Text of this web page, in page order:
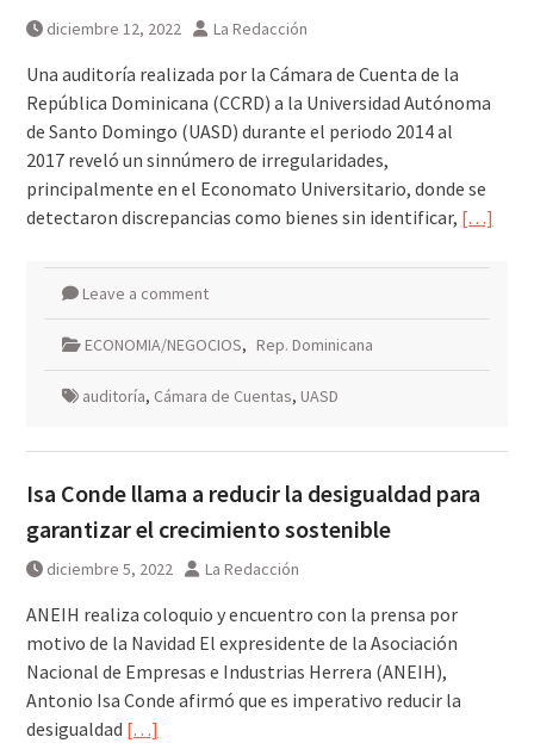
agosto
diciembre 12, 2022 La Redacción
Una auditoría realizada por la Cámara de Cuenta de la
República Dominicana (CCRD) a la Universidad Autónoma
de Santo Domingo (UASD) durante el periodo 2014 al
2017 reveló un sinnúmero de irregularidades,
principalmente en el Economato Universitario, donde se
detectaron discrepancias como bienes sin identificar, […]
Leave a comment
ECONOMIA/NEGOCIOS, Rep. Dominicana
auditoría, Cámara de Cuentas, UASD
Isa Conde llama a reducir la desigualdad para
garantizar el crecimiento sostenible
diciembre 5, 2022 La Redacción
ANEIH realiza coloquio y encuentro con la prensa por
motivo de la Navidad El expresidente de la Asociación
Nacional de Empresas e Industrias Herrera (ANEIH),
Antonio Isa Conde afirmó que es imperativo reducir la
desigualdad […]